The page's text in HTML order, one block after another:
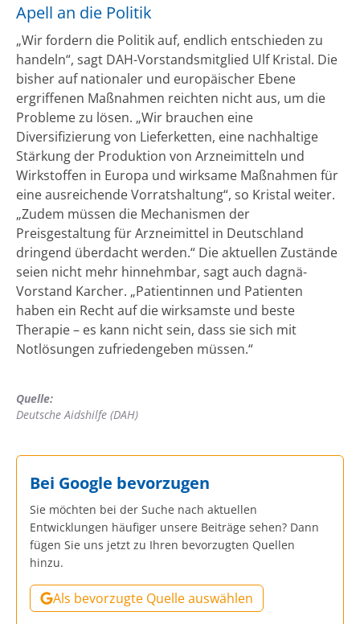
Apell an die Politik
„Wir fordern die Politik auf, endlich entschieden zu
handeln“, sagt DAH-Vorstandsmitglied Ulf Kristal. Die
bisher auf nationaler und europäischer Ebene
ergriffenen Maßnahmen reichten nicht aus, um die
Probleme zu lösen. „Wir brauchen eine
Diversifizierung von Lieferketten, eine nachhaltige
Stärkung der Produktion von Arzneimitteln und
Wirkstoffen in Europa und wirksame Maßnahmen für
eine ausreichende Vorratshaltung“, so Kristal weiter.
„Zudem müssen die Mechanismen der
Preisgestaltung für Arzneimittel in Deutschland
dringend überdacht werden.“ Die aktuellen Zustände
seien nicht mehr hinnehmbar, sagt auch dagnä-
Vorstand Karcher. „Patientinnen und Patienten
haben ein Recht auf die wirksamste und beste
Therapie – es kann nicht sein, dass sie sich mit
Notlösungen zufriedengeben müssen.“
Quelle:
Deutsche Aidshilfe (DAH)
Bei Google bevorzugen
Sie möchten bei der Suche nach aktuellen
Entwicklungen häufiger unsere Beiträge sehen? Dann
fügen Sie uns jetzt zu Ihren bevorzugten Quellen
hinzu.
Als bevorzugte Quelle auswählen